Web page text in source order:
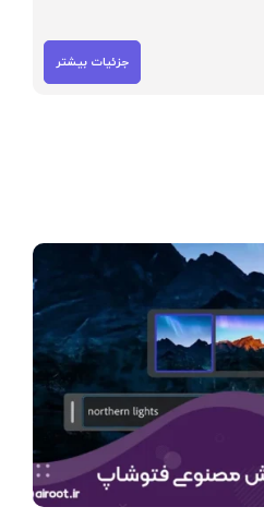
جزئیات بیشتر